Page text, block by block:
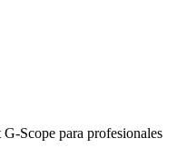
Scope para profesionales